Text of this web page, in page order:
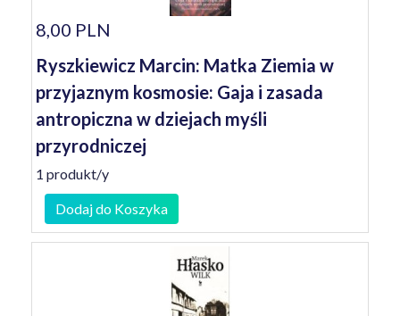
8,00 PLN
Ryszkiewicz Marcin: Matka Ziemia w
przyjaznym kosmosie: Gaja i zasada
antropiczna w dziejach myśli
przyrodniczej
1 produkt/y
Dodaj do Koszyka